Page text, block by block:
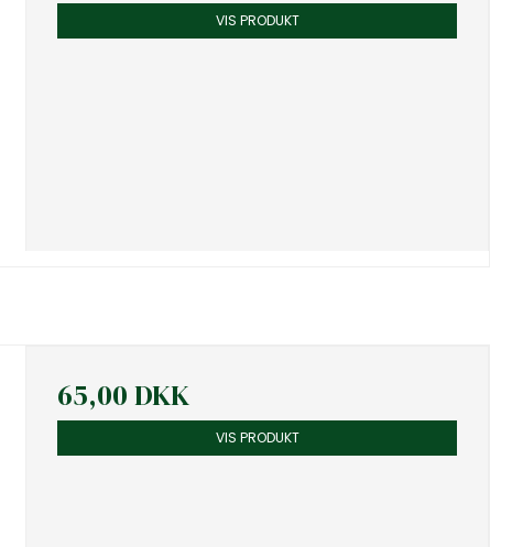
VIS PRODUKT
65,00 DKK
VIS PRODUKT